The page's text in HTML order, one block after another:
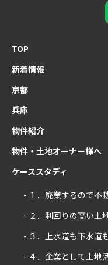
TOP
新着情報
京都
兵庫
物件紹介
物件・土地オーナー様へ
ケーススタディ
- １．廃業するので不
- ２．利回りの高い土
- ３．上水道も下水道
- ４．企業として土地